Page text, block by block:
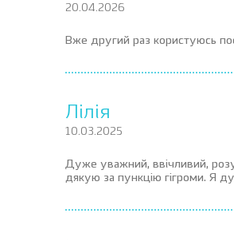
20.04.2026
Вже другий раз користуюсь
Лілія
10.03.2025
Дуже уважний, ввічливий,
дякую за пункцію гігроми. Я